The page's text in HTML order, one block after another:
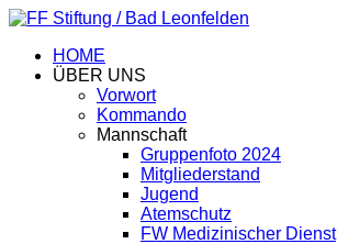
HOME
ÜBER UNS
Vorwort
Kommando
Mannschaft
Gruppenfoto 2024
Mitgliederstand
Jugend
Atemschutz
FW Medizinischer Dienst